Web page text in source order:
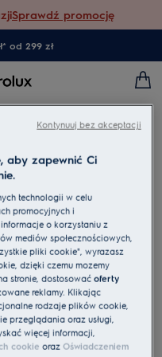
Sprawdź promocję
od 299 zł
zalety gotowania
elastyczność i wygodę w
To idealne
wszechstronność i
aby zapewnić Ci
technologii w celu
promocyjnych i
o korzystaniu z
mediów społecznościowych,
pliki cookie", wyrażasz
dzięki czemu możemy
stronie, dostosowaćoferty
reklamy. Klikając
rodzaje plików cookie,
przeglądania oraz usługi,
więcej informacji,
cookie orazOświadczeniem
Kontynuuj bez akceptacji